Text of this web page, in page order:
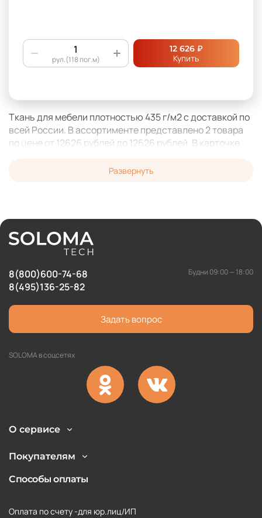
рул.(118 пог.м)
12 626 ₽
Купить
Ткань для мебели плотностью 435 г/м2 с доставкой по
всей России. В ассортименте представлено 2 товара
по цене от 12626 рублей до 12626 рублей. В карточке
поставщиков комплектующих.
изготовления или ремонта вашей мебели. Наша
команда гарантирует качество поставляемой
функциональной и лицевой мебельной фурнитуры.
Консультанты помогут на любых этапах работы с
сайтом.
необходим, здесь сможете получить наилучшую цену,
так-как мы сотрудничаем напрямую с производителем
и можем доставить товар в короткие сроки
Развернуть
8(800)600-74-68
8(495)136-25-82
Будни 09:00 — 18:00
Задать вопрос
SOLOMA в соцсетях
О сервисе
Покупателям
Способы оплаты
Оплата по счету -для юр.лиц/ИП